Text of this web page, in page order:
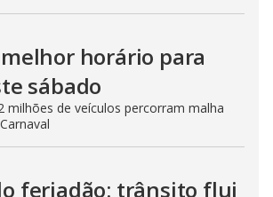
horário para
sábado
milhões de veículos percorram malha
feriadão: trânsito flui